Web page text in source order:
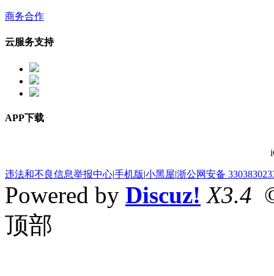
商务合作
云服务支持
APP下载
违法和不良信息举报中心|手机版|小黑屋|浙公网安备
Powered by Discuz! X3.4
顶部